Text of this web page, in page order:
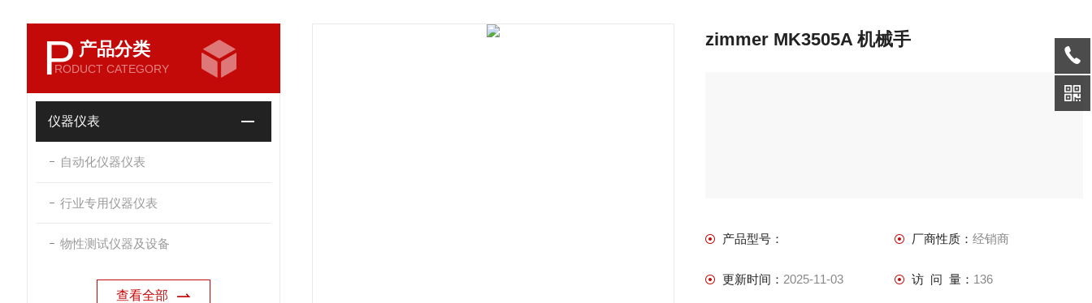
P 产品分类
RODUCT CATEGORY
仪器仪表
自动化仪器仪表
行业专用仪器仪表
物性测试仪器及设备
查看全部
zimmer MK3505A 机械手
产品型号： 厂商性质： 经销商
更新时间： 2025-11-03 访 问 量： 136